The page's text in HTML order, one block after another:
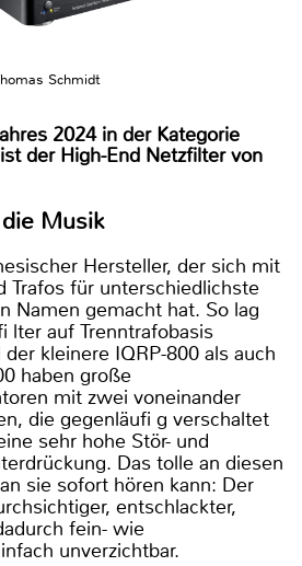
Schmidt
2024 in der Kategorie
der High-End Netzfilter von
Musik
Hersteller, der sich mit
Trafos für unterschiedlichste
Namen gemacht hat. So lag
lter auf Trenntrafobasis
kleinere IQRP-800 als auch
haben große
mit zwei voneinander
die gegenläufi g verschaltet
sehr hohe Stör- und
Das tolle an diesen
sie sofort hören kann: Der
entschlackter,
fein- wie
unverzichtbar.